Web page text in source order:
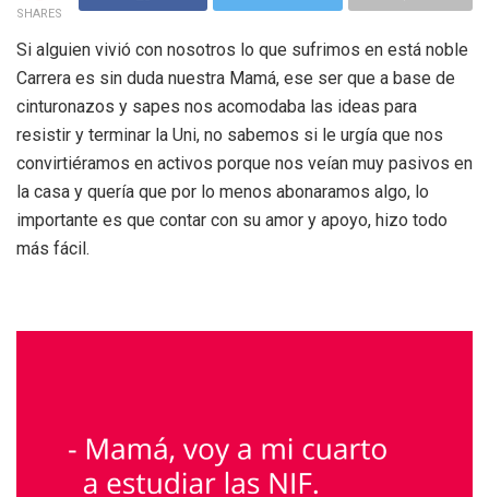
SHARES
Si alguien vivió con nosotros lo que sufrimos en está noble
Carrera es sin duda nuestra Mamá, ese ser que a base de
cinturonazos y sapes nos acomodaba las ideas para
resistir y terminar la Uni, no sabemos si le urgía que nos
convirtiéramos en activos porque nos veían muy pasivos en
la casa y quería que por lo menos abonaramos algo, lo
importante es que contar con su amor y apoyo, hizo todo
más fácil.